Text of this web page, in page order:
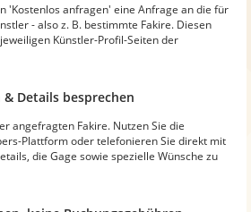
'Kostenlos anfragen' eine Anfrage an die für
- also z. B. bestimmte Fakire. Diesen
Künstler-Profil-Seiten der
Details besprechen
angefragten Fakire. Nutzen Sie die
Plattform oder telefonieren Sie direkt mit
die Gage sowie spezielle Wünsche zu